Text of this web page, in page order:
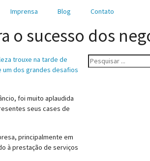
Imprensa Blog Contato
o sucesso dos
trouxe na tarde de
dos grandes desafios
foi muito aplaudida
seus cases de
principalmente em
à prestação de serviços